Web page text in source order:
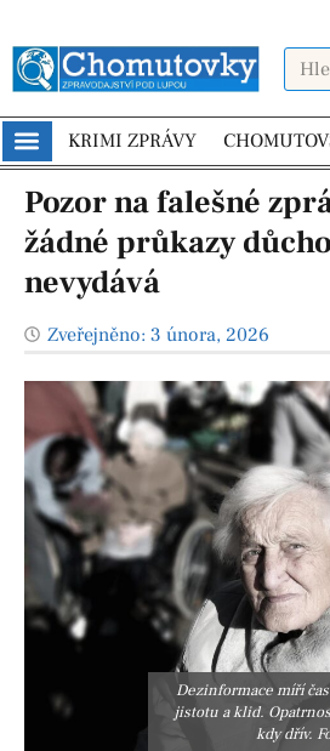
KRIMI ZPRÁVY
Pozor na falešné
žádné průkazy
nevydává
Zveřejněno: 3 února, 2026
Dezinformace míří
jistotu a klid.
kdy dřív.